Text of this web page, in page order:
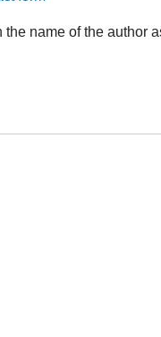
name of the author